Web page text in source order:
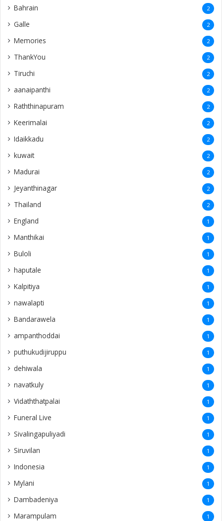
Bahrain 2
Galle 2
Memories 2
ThankYou 2
Tiruchi 2
aanaipanthi 2
Raththinapuram 2
Keerimalai 2
Idaikkadu 2
kuwait 2
Madurai 2
Jeyanthinagar 2
Thailand 2
England 1
Manthikai 1
Buloli 1
haputale 1
Kalpitiya 1
nawalapti 1
Bandarawela 1
ampanthoddai 1
puthukudijiruppu 1
dehiwala 1
navatkuly 1
Vidaththatpalai 1
Funeral Live 1
Sivalingapuliyadi 1
Siruvilan 1
Indonesia 1
Mylani 1
Dambadeniya 1
Marampulam 1